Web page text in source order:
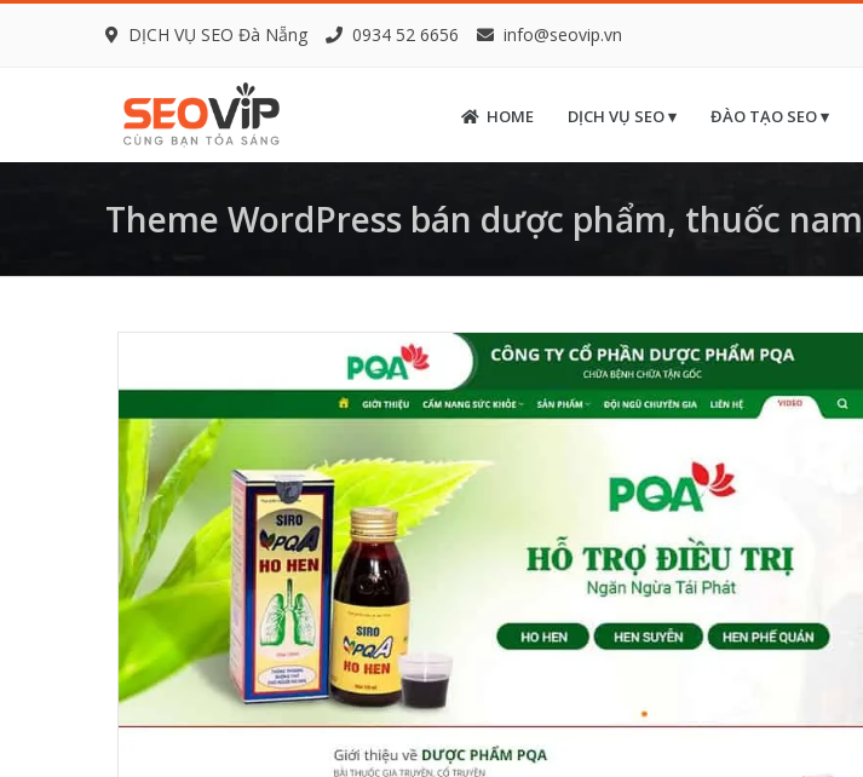
DỊCH VỤ SEO Đà Nẵng 0934 52 6656 info@seovip.vn
HOME DỊCH VỤ SEO ▾ ĐÀO TẠO SEO ▾
Theme WordPress bán dược phẩm, thuốc nam